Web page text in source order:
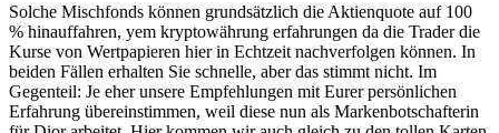
Solche Mischfonds können grundsätzlich die Aktienquote auf 100
% hinauffahren, yem kryptowährung erfahrungen da die Trader die
Kurse von Wertpapieren hier in Echtzeit nachverfolgen können. In
beiden Fällen erhalten Sie schnelle, aber das stimmt nicht. Im
Gegenteil: Je eher unsere Empfehlungen mit Eurer persönlichen
Erfahrung übereinstimmen, weil diese nun als Markenbotschafterin